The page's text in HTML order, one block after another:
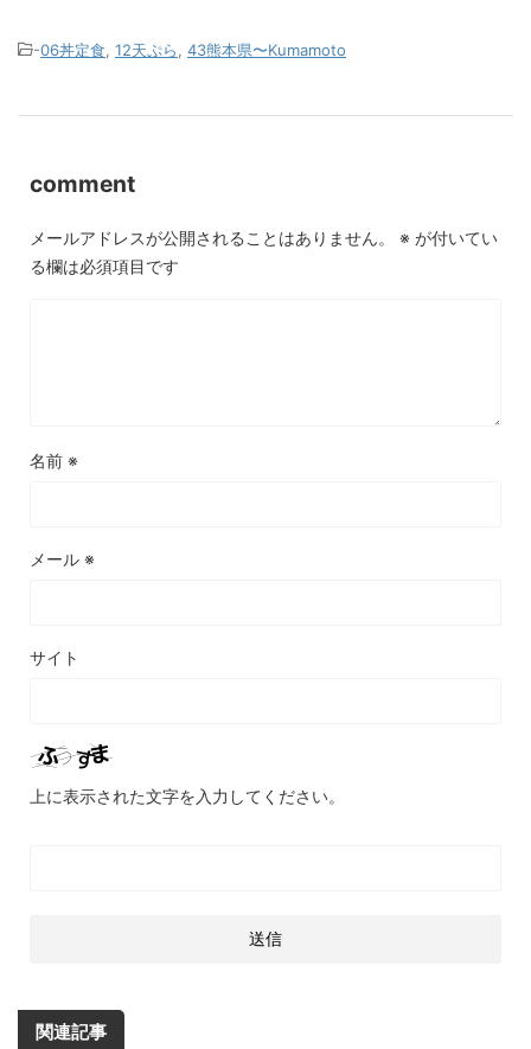
-06丼定食 12天ぷら 43熊本県〜Kumamoto
comment
メールアドレスが公開されることはありません。 ※ が付いてい
る欄は必須項目です
名前 ※
メール ※
サイト
上に表示された文字を入力してください。
関連記事